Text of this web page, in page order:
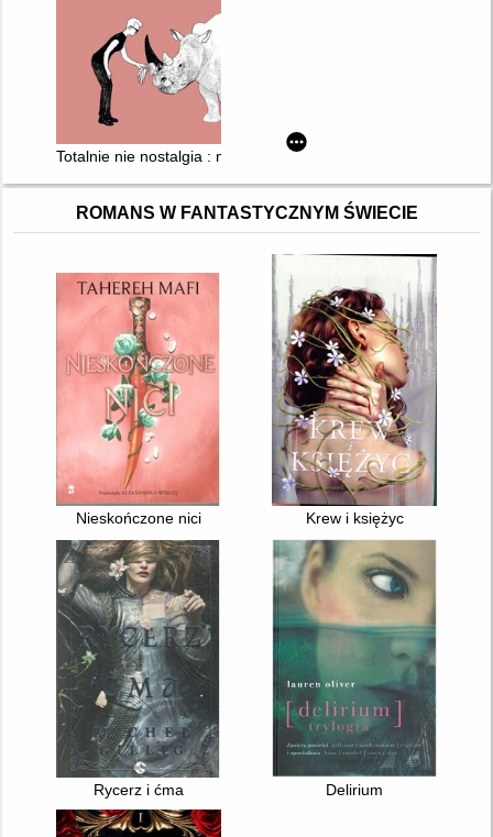
Totalnie nie nostalgia : memuar
ROMANS W FANTASTYCZNYM ŚWIECIE
Nieskończone nici Krew i księżyc
Rycerz i ćma Delirium